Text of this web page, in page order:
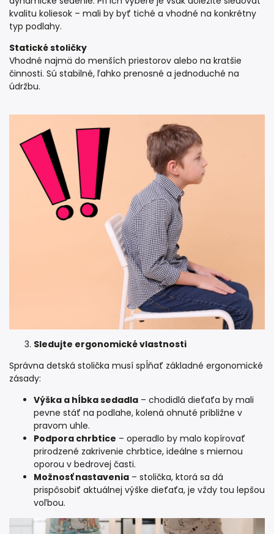
kvalitu koliesok – mali by byť tiché a vhodné na konkrétny
typ podlahy.
Statické stoličky
Vhodné najmä do menších priestorov alebo na kratšie
činnosti. Sú stabilné, ľahko prenosné a jednoduché na
údržbu.
Sledujte ergonomické vlastnosti
Správna detská stolička musí spĺňať základné ergonomické
zásady:
Výška a hĺbka sedadla – chodidlá dieťaťa by mali
pevne stáť na podlahe, kolená ohnuté približne v
pravom uhle.
Podpora chrbtice – operadlo by malo kopírovať
prirodzené zakrivenie chrbtice, ideálne s miernou
oporou v bedrovej časti.
Možnosť nastavenia – stolička, ktorá sa dá
prispôsobiť aktuálnej výške dieťaťa, je vždy tou lepšou
voľbou.